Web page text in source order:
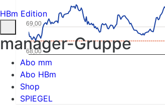
68,00
69,00
HBm Edition
manager-Gruppe
Abo mm
Abo HBm
Shop
SPIEGEL